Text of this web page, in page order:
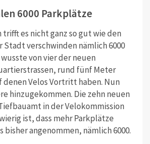
6000 Parkplätze
es nicht ganz so gut wie den
Stadt verschwinden nämlich 6000
von vier der neuen
rund fünf Meter
denen Velos Vortritt haben. Nun
hinzugekommen. Die zehn neuen
in der Velokommission
ist, dass mehr Parkplätze
bisher angenommen, nämlich 6000.